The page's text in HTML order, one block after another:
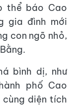
thể báo Cao
gia đình mới
con ngõ nhỏ,
bình dị, như
phố Cao
cùng diện tích